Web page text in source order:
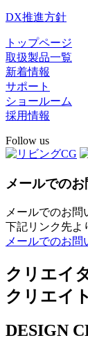
DX推進方針
トップページ
取扱製品一覧
新着情報
サポート
ショールーム
採用情報
Follow us
メールでの
メールでのお問
下記リンク先よ
メールでのお問
クリエイ
クリエイ
DESIGN